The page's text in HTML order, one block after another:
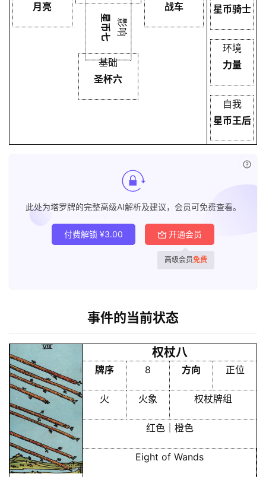
月亮
影响
星币七
战车
基础
圣杯六
星币骑士
环境
力量
自我
星币王后
此处为塔罗牌的完整高级AI解析及建议，会员可免费查看。
付费解锁 ¥3.00 开通会员
高级会员免费
事件的当前状态
权杖八
牌序 8 方向 正位
火 火象 权杖牌组
红色｜橙色
Eight of Wands